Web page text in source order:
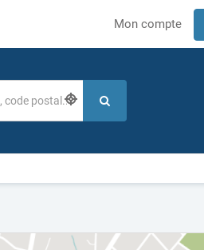
Mon compte